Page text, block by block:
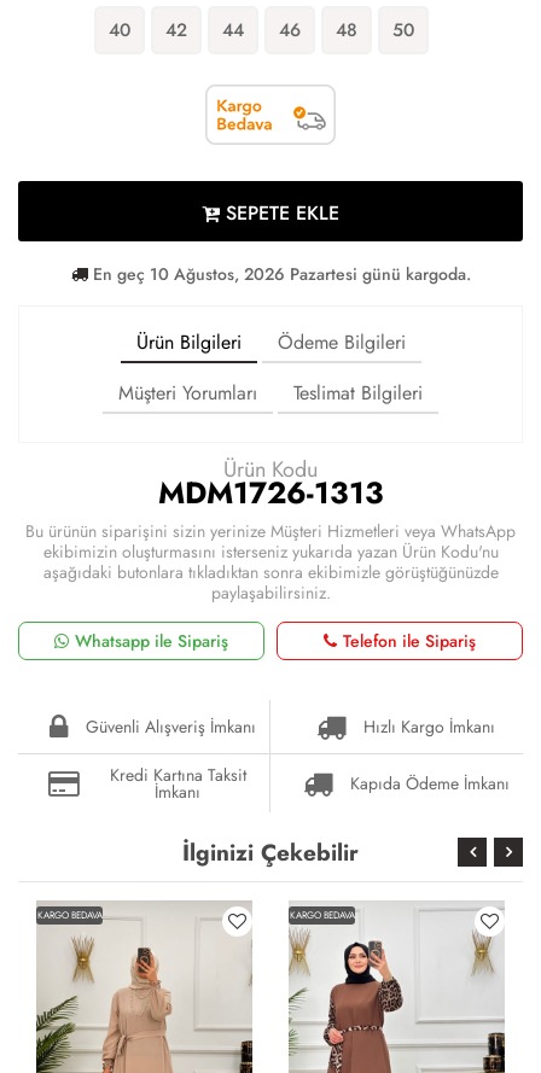
40 42 44 46 48 50
SEPETE EKLE
En geç 10 Ağustos, 2026 Pazartesi günü kargoda.
Ürün Bilgileri
Ödeme Bilgileri
Müşteri Yorumları
Teslimat Bilgileri
Ürün Kodu
MDM1726-1313
Bu ürünün siparişini sizin yerinize Müşteri Hizmetleri veya WhatsApp
ekibimizin oluşturmasını isterseniz yukarıda yazan Ürün Kodu'nu
aşağıdaki butonlara tıkladıktan sonra ekibimizle görüştüğünüzde
paylaşabilirsiniz.
Whatsapp ile Sipariş
Telefon ile Sipariş
Güvenli Alışveriş İmkanı
Hızlı Kargo İmkanı
Kredi Kartına Taksit
İmkanı Kapıda Ödeme İmkanı
İlginizi Çekebilir
KARGO BEDAVA KARGO BEDAVA